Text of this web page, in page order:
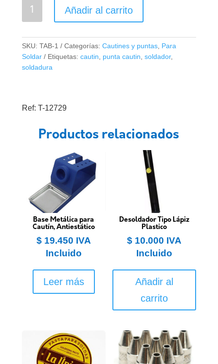
Blíster
puntas
de
repuesto
100W
cantidad
Añadir al carrito
SKU: TAB-1 Categorías: Cautines y puntas, Para
Soldar
Etiquetas: cautin punta cautin soldador,
soldadura
Ref: T-12729
Productos relacionados
Base Metálica para
Cautín, Antiestático
$19.450 IVA
Incluido
Leer más
Desoldador Tipo Lápiz
Plastico
$ 10.000 IVA
Incluido
Añadir al
carrito